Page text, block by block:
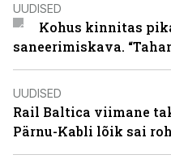
UUDISED
Kohus kinnitas
saneerimiskava.
UUDISED
Rail Baltica viimane
Pärnu-Kabli lõik sai